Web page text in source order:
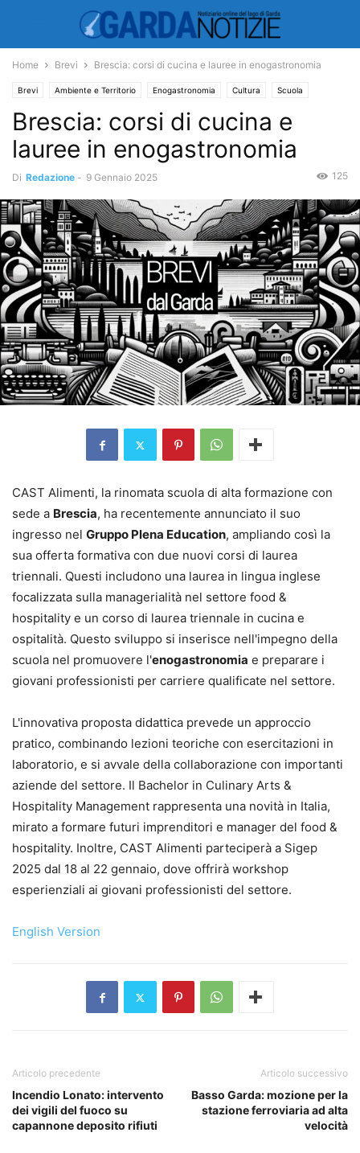
Home Brevi Brescia: corsi di cucina e lauree in enogastronomia
Brevi Ambiente e Territorio Enogastronomia Cultura Scuola
Brescia: corsi di cucina e
lauree in enogastronomia
Di Redazione - 9 Gennaio 2025 125
CAST Alimenti, la rinomata scuola di alta formazione con
sede a Brescia, ha recentemente annunciato il suo
ingresso nel Gruppo Plena Education, ampliando così la
sua offerta formativa con due nuovi corsi di laurea
triennali. Questi includono una laurea in lingua inglese
focalizzata sulla managerialità nel settore food &
hospitality e un corso di laurea triennale in cucina e
ospitalità. Questo sviluppo si inserisce nell'impegno della
scuola nel promuovere l'enogastronomia e preparare i
giovani professionisti per carriere qualificate nel settore.
L'innovativa proposta didattica prevede un approccio
pratico, combinando lezioni teoriche con esercitazioni in
laboratorio, e si avvale della collaborazione con importanti
aziende del settore. Il Bachelor in Culinary Arts &
Hospitality Management rappresenta una novità in Italia,
mirato a formare futuri imprenditori e manager del food &
hospitality. Inoltre, CAST Alimenti parteciperà a Sigep
2025 dal 18 al 22 gennaio, dove offrirà workshop
esperienziali ai giovani professionisti del settore.
English Version
Articolo precedente
Incendio Lonato: intervento
dei vigili del fuoco su
capannone deposito rifiuti
Articolo successivo
Basso Garda: mozione per la
stazione ferroviaria ad alta
velocità